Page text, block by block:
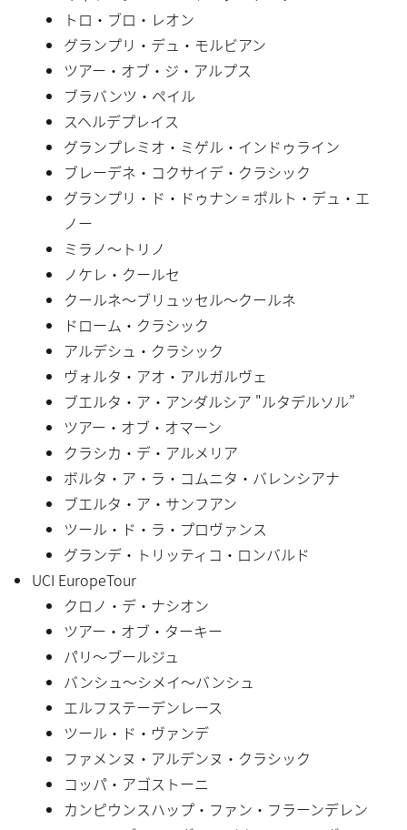
トロ・ブロ・レオン
グランプリ・デュ・モルビアン
ツアー・オブ・ジ・アルプス
ブラバンツ・ペイル
スヘルデプレイス
グランプレミオ・ミゲル・インドゥライン
ブレーデネ・コクサイデ・クラシック
グランプリ・ド・ドゥナン = ポルト・デュ・エ
ノー
ミラノ〜トリノ
ノケレ・クールセ
クールネ〜ブリュッセル〜クールネ
ドローム・クラシック
アルデシュ・クラシック
ヴォルタ・アオ・アルガルヴェ
ブエルタ・ア・アンダルシア "ルタデルソル”
ツアー・オブ・オマーン
クラシカ・デ・アルメリア
ボルタ・ア・ラ・コムニタ・バレンシアナ
ブエルタ・ア・サンフアン
ツール・ド・ラ・プロヴァンス
グランデ・トリッティコ・ロンバルド
UCI EuropeTour
クロノ・デ・ナシオン
ツアー・オブ・ターキー
パリ〜ブールジュ
バンシュ〜シメイ〜バンシュ
エルフステーデンレース
ツール・ド・ヴァンデ
ファメンヌ・アルデンヌ・クラシック
コッパ・アゴストーニ
カンピウンスハップ・ファン・フラーンデレン